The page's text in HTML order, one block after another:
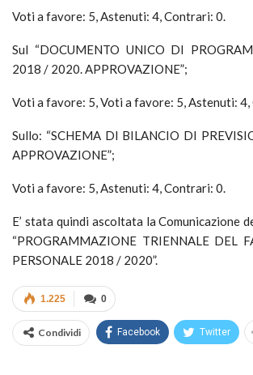
Voti a favore: 5, Astenuti: 4, Contrari: 0.
Sul “DOCUMENTO UNICO DI
2018 / 2020. APPROVAZIONE”;
Voti a favore: 5, Voti a favore: 5, Astenuti:
Sullo: “SCHEMA DI BILANCIO DI
APPROVAZIONE”;
Voti a favore: 5, Astenuti: 4, Contrari: 0.
E’ stata quindi ascoltata la Comunicazione
“PROGRAMMAZIONE TRIENNALE DEL
PERSONALE 2018 / 2020”.
0
1.225
Condividi Facebook Twitter